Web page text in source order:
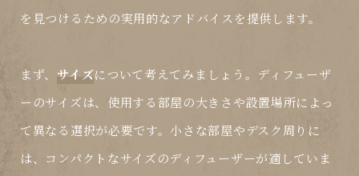
を見つけるための実用的なアドバイスを提供します。
まず、サイズについて考えてみましょう。ディフューザ
ーのサイズは、使用する部屋の大きさや設置場所によっ
て異なる選択が必要です。小さな部屋やデスク周りに
は、コンパクトなサイズのディフューザーが適していま